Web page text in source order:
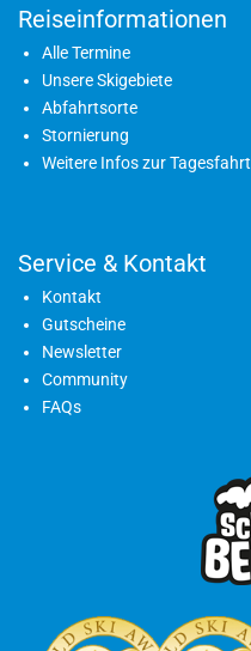
Reiseinformationen
Alle Termine
Unsere Skigebiete
Abfahrtsorte
Stornierung
Weitere Infos zur Tagesfahrt
Service & Kontakt
Kontakt
Gutscheine
Newsletter
Community
FAQs